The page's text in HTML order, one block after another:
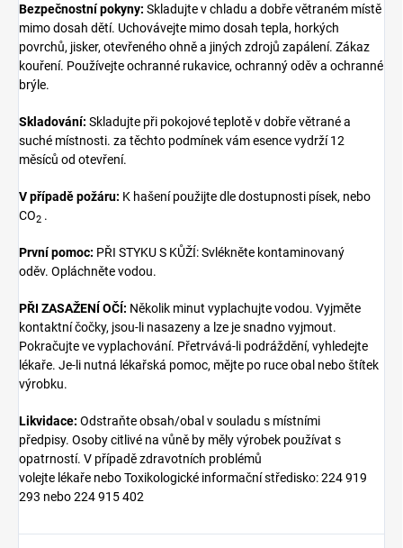
Bezpečnostní pokyny: Skladujte v chladu a dobře větraném místě
mimo dosah dětí. Uchovávejte mimo dosah tepla, horkých
povrchů, jisker, otevřeného ohně a jiných zdrojů zapálení. Zákaz
kouření. Používejte ochranné rukavice, ochranný oděv a ochranné
brýle.
Skladování: Skladujte při pokojové teplotě v dobře větrané a
suché místnosti. za těchto podmínek vám esence vydrží 12
měsíců od otevření.
V případě požáru: K hašení použijte dle dostupnosti písek, nebo
CO2 .
První pomoc: PŘI STYKU S KŮŽÍ: Svlékněte kontaminovaný
oděv. Opláchněte vodou.
PŘI ZASAŽENÍ OČÍ: Několik minut vyplachujte vodou. Vyjměte
kontaktní čočky, jsou-li nasazeny a lze je snadno vyjmout.
Pokračujte ve vyplachování. Přetrvává-li podráždění, vyhledejte
lékaře. Je-li nutná lékařská pomoc, mějte po ruce obal nebo štítek
výrobku.
Likvidace: Odstraňte obsah/obal v souladu s místními
předpisy. Osoby citlivé na vůně by měly výrobek používat s
opatrností. V případě zdravotních problémů
volejte lékaře nebo Toxikologické informační středisko: 224 919
293 nebo 224 915 402